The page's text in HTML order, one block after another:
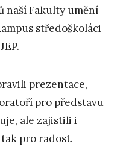
našíFakulty umění
středoškoláci
prezentace,
pro představu
ale zajistili i
pro radost.